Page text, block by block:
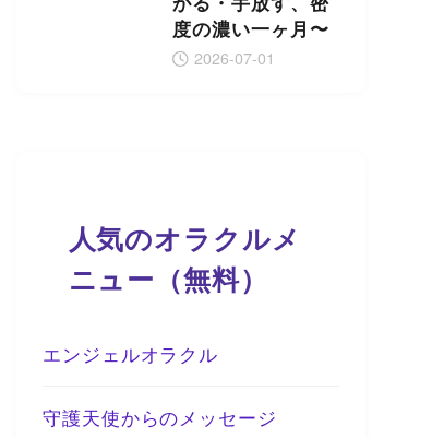
度の濃い一ヶ月〜
2026-07-01
人気のオラクルメ
ニュー（無料）
エンジェルオラクル
守護天使からのメッセージ